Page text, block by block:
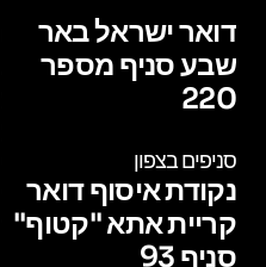
דואר ישראל באר
שבע סניף מספר
220
סניפים בצפון
נקודת איסוף דואר
קריית אתא "קטוף"
סניף 93